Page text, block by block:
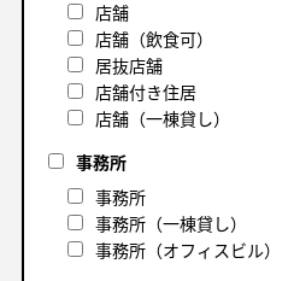
店舗
店舗（飲食可）
居抜店舗
店舗付き住居
店舗（一棟貸し）
事務所
事務所
事務所（一棟貸し）
事務所（オフィスビル）